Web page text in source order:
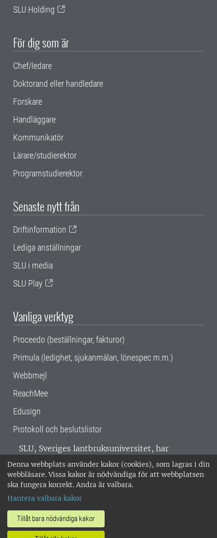
Denna webbplats använder kakor (cookies), som lagras i din
webbläsare. Vissa kakor är nödvändiga för att webbplatsen
ska fungera korrekt. Andra är valbara.
Hantera valbara kakor
Tillåt bara nödvändiga kakor
SLU Holding
För dig som är
Chef/ledare
Doktorand eller handledare
Forskare
Handläggare
Kommunikatör
Lärare/studierektor
Programstudierektor
Senaste nytt från
Driftinformation
Lediga anställningar
SLU i media
SLU Play
Vanliga verktyg
Proceedo (beställningar, fakturor)
Primula (ledighet, sjukanmälan, lönespec m.m.)
Webbmejl
ReachMee
Edusign
Protokoll och beslutslistor
SLU, Sveriges lantbruksuniversitet, har
verksamhet över hela Sverige. Huvudorter är
Alnarp, Uppsala och Umeå.SLU är
miljöcertifierat enligt ISO 14001. •
018-67 10 00 • Org nr: 202100-2817 •
Om SLU:s webbplatser
•Hantera kakor•Behandling av